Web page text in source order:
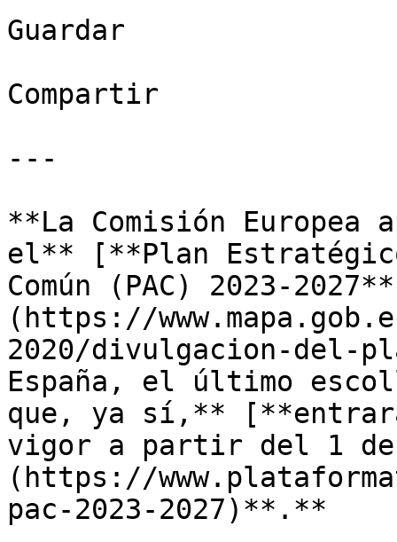
Guardar
Compartir
---
**La Comisión Europea
el** [**Plan
Común (PAC) 2023-
(https://
2020/divulgacion-del-
España, el último
que, ya sí,**
vigor a partir del 1 de
(https://
pac-2023-2027)**.**